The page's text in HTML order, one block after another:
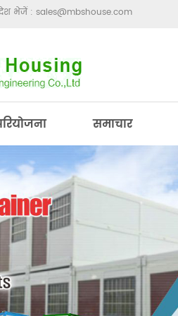
भेजें : sales@mbshouse.com
समाचार